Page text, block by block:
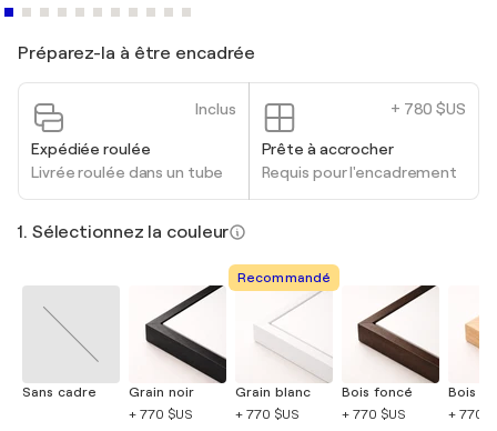
Préparez-la à être encadrée
Inclus
Expédiée roulée
Livrée roulée dans un tube
+ 780 $US
Prête à accrocher
Requis pour l'encadrement
1. Sélectionnez la couleur
Sans cadre
Grain noir
+ 770 $US
Recommandé
Grain blanc
+ 770 $US
Bois foncé
+ 770 $US
Bois
+ 770